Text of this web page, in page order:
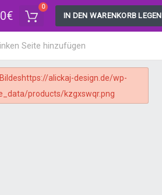
0
IN DEN WARENKORB LEGEN
Seite hinzufügen
alickaj-design.de/wp-
products/kzgxswqr.png